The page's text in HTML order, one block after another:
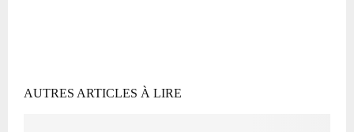
AUTRES ARTICLES À LIRE